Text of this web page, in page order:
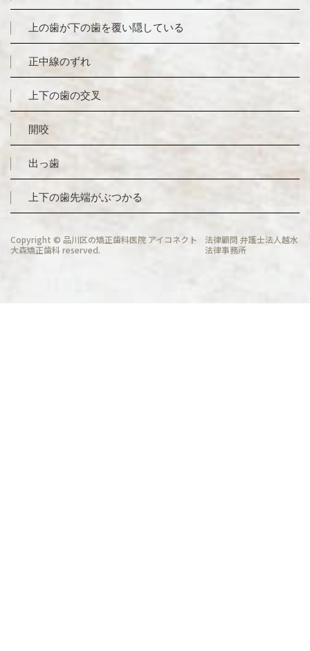
上の歯が下の歯を覆い隠している
正中線のずれ
上下の歯の交叉
開咬
出っ歯
上下の歯先端がぶつかる
Copyright © 品川区の矯正歯科医院 アイコネクト
大森矯正歯科reserved.
法律顧問 弁護士法人越水
法律事務所